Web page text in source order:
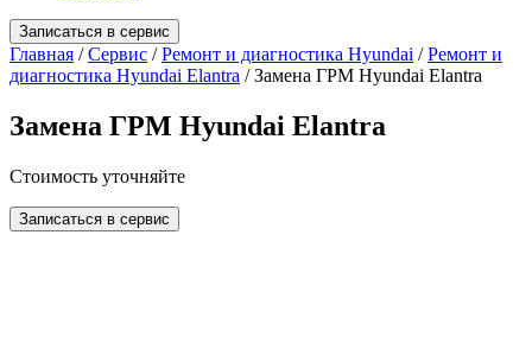
Записаться в сервис
Главная /Сервис /Ремонт и диагностика Hyundai /Ремонт и
диагностика Hyundai Elantra /Замена ГРМ Hyundai Elantra
Замена ГРМ Hyundai Elantra
Стоимость уточняйте
Записаться в сервис